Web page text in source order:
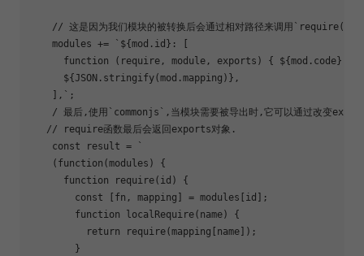
// 这是因为我们模块的被转换后会通过相对路径来调用
    modules += `
${mod.id} : [
function (require, module, exports) { ${mod.code}
${JSON.stringify(mod.mapping)} ,
    ],`;
/ 最后,使用`commonjs`,当模块需要被导出时,它可以通过改变
   // require函数最后会返回exports对象.
    const result = `
    (
function (modules) {
function require(id) {
        const [fn, mapping] = modules[id];
function
local Require(name) {
return require(mapping[name]);
        }